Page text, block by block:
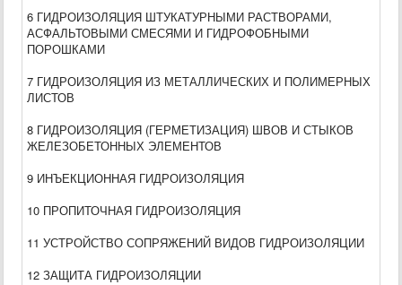
6 ГИДРОИЗОЛЯЦИЯ ШТУКАТУРНЫМИ РАСТВОРАМИ,
АСФАЛЬТОВЫМИ СМЕСЯМИ И ГИДРОФОБНЫМИ
ПОРОШКАМИ
7 ГИДРОИЗОЛЯЦИЯ ИЗ МЕТАЛЛИЧЕСКИХ И ПОЛИМЕРНЫХ
ЛИСТОВ
8 ГИДРОИЗОЛЯЦИЯ (ГЕРМЕТИЗАЦИЯ) ШВОВ И СТЫКОВ
ЖЕЛЕЗОБЕТОННЫХ ЭЛЕМЕНТОВ
9 ИНЪЕКЦИОННАЯ ГИДРОИЗОЛЯЦИЯ
10 ПРОПИТОЧНАЯ ГИДРОИЗОЛЯЦИЯ
11 УСТРОЙСТВО СОПРЯЖЕНИЙ ВИДОВ ГИДРОИЗОЛЯЦИИ
12 ЗАЩИТА ГИДРОИЗОЛЯЦИИ